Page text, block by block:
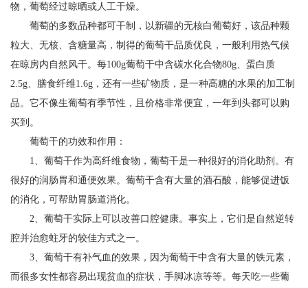
物，葡萄经过晾晒或人工干燥。
葡萄的多数品种都可干制，以新疆的无核白葡萄好，该品种颗
粒大、无核、含糖量高，制得的葡萄干品质优良，一般利用热气候
在晾房内自然风干。每100g葡萄干中含碳水化合物80g、蛋白质
2.5g、膳食纤维1.6g，还有一些矿物质，是一种高糖的水果的加工制
品。它不像生葡萄有季节性，且价格非常便宜，一年到头都可以购
买到。
葡萄干的功效和作用：
1、葡萄干作为高纤维食物，葡萄干是一种很好的消化助剂。有
很好的润肠胃和通便效果。葡萄干含有大量的酒石酸，能够促进饭
的消化，可帮助胃肠道消化。
2、葡萄干实际上可以改善口腔健康。事实上，它们是自然逆转
腔并治愈蛀牙的较佳方式之一。
3、葡萄干有补气血的效果，因为葡萄干中含有大量的铁元素，
而很多女性都容易出现贫血的症状，手脚冰凉等等。每天吃一些葡